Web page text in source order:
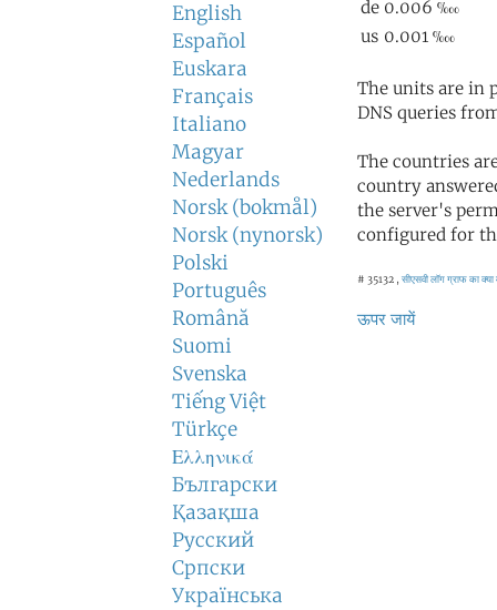
English
Español
Euskara
Français
Italiano
Magyar
Nederlands
Norsk (bokmål)
Norsk (nynorsk)
Polski
Português
Română
Suomi
Svenska
Tiếng Việt
Türkçe
Ελληνικά
Български
Қазақша
Русский
Српски
Українська
The units are in
DNS queries
The countries
country
the server's
configured for
# 35132 , सीएसवी लॉगग्राफ का
ऊपर जायें